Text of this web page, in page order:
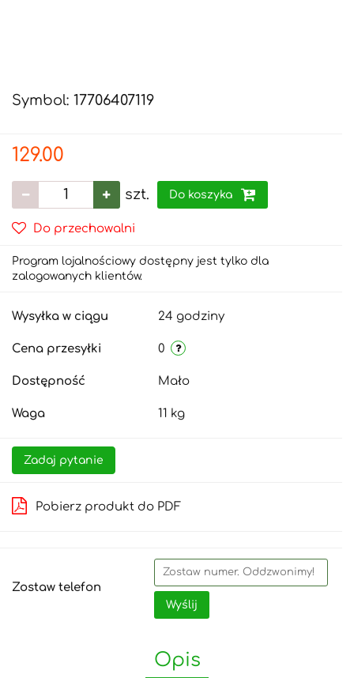
Symbol: 17706407119
129.00
szt. Do koszyka
Do przechowalni
Program lojalnościowy dostępny jest tylko dla
zalogowanych klientów.
Wysyłka w ciągu 24 godziny
Cena przesyłki 0
Dostępność Mało
Waga 11 kg
Zadaj pytanie
Pobierz produkt do PDF
Zostaw telefon
Wyślij
Opis